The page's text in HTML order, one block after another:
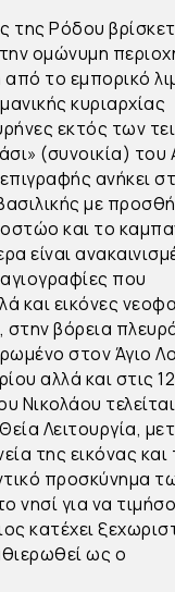
της Ρόδου
ομώνυμη
το εμπορικό
κυριαρχίας
εκτός των
(συνοικία) του
ανήκει
με
και το
είναι
που
και εικόνες
βόρεια
στον Άγιο
αλλά και στις 12
Νικολάου τελείται
Λειτουργία,
της εικόνας
προσκύνημα
νησί για να
κατέχει
ως ο